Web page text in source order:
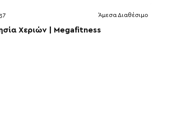
Άμεσα Διαθέσιμο
Xεριών | Megafitness